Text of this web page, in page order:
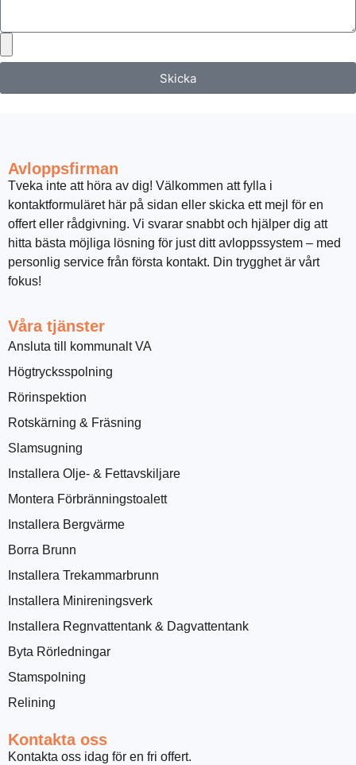
Skicka
Avloppsfirman
Tveka inte att höra av dig! Välkommen att fylla i
kontaktformuläret här på sidan eller skicka ett mejl för en
offert eller rådgivning. Vi svarar snabbt och hjälper dig att
hitta bästa möjliga lösning för just ditt avloppssystem – med
personlig service från första kontakt. Din trygghet är vårt
fokus!
Våra tjänster
Ansluta till kommunalt VA
Högtrycksspolning
Rörinspektion
Rotskärning & Fräsning
Slamsugning
Installera Olje- & Fettavskiljare
Montera Förbränningstoalett
Installera Bergvärme
Borra Brunn
Installera Trekammarbrunn
Installera Minireningsverk
Installera Regnvattentank & Dagvattentank
Byta Rörledningar
Stamspolning
Relining
Kontakta oss
Kontakta oss idag för en fri offert.